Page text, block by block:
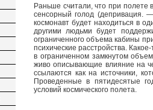
Раньше считали, что при полете
сенсорный голод (депривация.
космонавт будет находиться в
другими людьми будет
ограниченного объема кабины
психические расстройства.
в ограниченном замкнутом
живо описывающие влияние на
ссылаются как на источники,
Проведенные в пятидесятые
условий космического полета.